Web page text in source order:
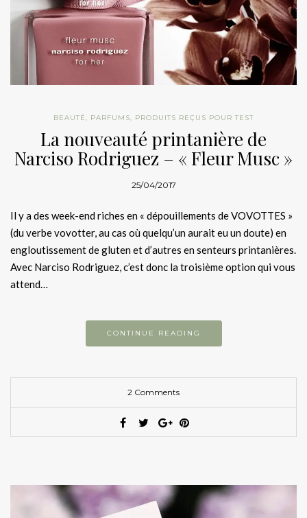
BEAUTÉ, PARFUMS, PRODUITS REÇUS POUR TEST
La nouveauté printanière de
Narciso Rodriguez – « Fleur Musc »
25/04/2017
Il y a des week-end riches en « dépouillements de VOVOTTES »
(du verbe vovotter, au cas où quelqu’un aurait eu un doute) en
engloutissement de gluten et d’autres en senteurs printanières.
Avec Narciso Rodriguez, c’est donc la troisième option qui vous
attend…
CONTINUE READING
2 Comments